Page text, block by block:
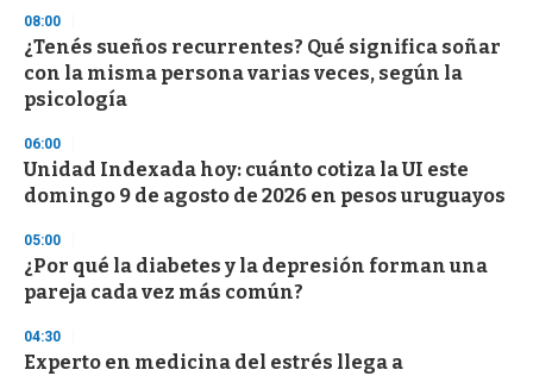
3
s
e
c
o
d
s
08:00
¿Tenés sueños recurrentes? Qué significa soñar
con la misma persona varias veces, según la
psicología
06:00
Unidad Indexada hoy: cuánto cotiza la UI este
domingo 9 de agosto de 2026 en pesos uruguayos
05:00
¿Por qué la diabetes y la depresión forman una
pareja cada vez más común?
04:30
Experto en medicina del estrés llega a